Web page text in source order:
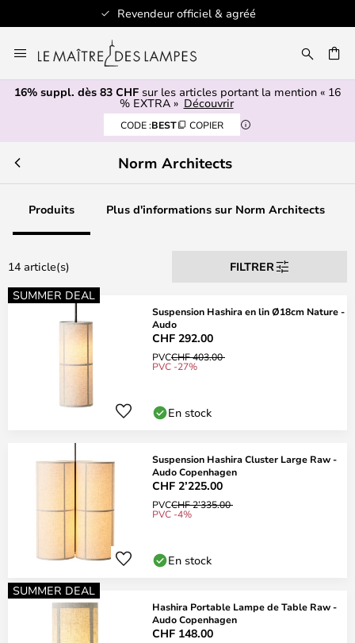
Revendeur officiel & agréé
au
contenu
16% suppl. dès 83 CHF sur les articles portant la mention « 16
% EXTRA » Découvrir
CODE :BEST COPIER
Norm Architects
Produits Plus d'informations sur Norm Architects
14 article(s)
FILTRER
SUMMER DEAL
Suspension Hashira en lin Ø18cm Nature -
Audo
CHF 292.00
PVCCHF 403.00
PVC -27%
En stock
Suspension Hashira Cluster Large Raw -
Audo Copenhagen
CHF 2’225.00
PVCCHF 2’335.00
PVC -4%
En stock
SUMMER DEAL
Hashira Portable Lampe de Table Raw -
Audo Copenhagen
CHF 148.00